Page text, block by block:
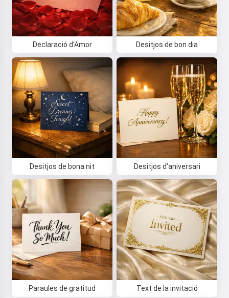
Declaració d'Amor Desitjos de bon dia
Desitjos de bona nit Desitjos d'aniversari
Paraules de gratitud Text de la invitació